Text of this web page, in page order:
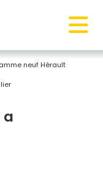
neuf Hérault
a